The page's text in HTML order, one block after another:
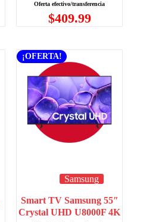
$409.99
¡OFERTA!
Samsung
Smart TV Samsung 55″
Crystal UHD U8000F 4K